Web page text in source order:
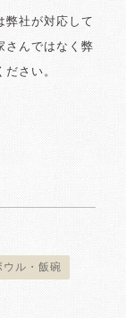
弊社が対応して
さんではなく弊
さい。
ウル・飯碗